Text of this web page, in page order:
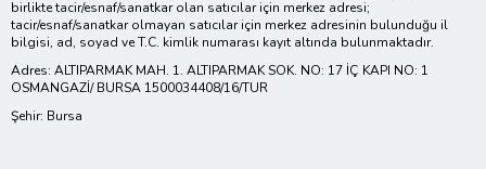
birlikte tacir/esnaf/sanatkar olan satıcılar için merkez adresi;
tacir/esnaf/sanatkar olmayan satıcılar için merkez adresinin bulunduğu il
bilgisi, ad, soyad ve T.C. kimlik numarası kayıt altında bulunmaktadır.
Adres: ALTIPARMAK MAH. 1. ALTIPARMAK SOK. NO: 17 İÇ KAPI NO: 1
OSMANGAZİ/ BURSA 1500034408/16/TUR
Şehir: Bursa